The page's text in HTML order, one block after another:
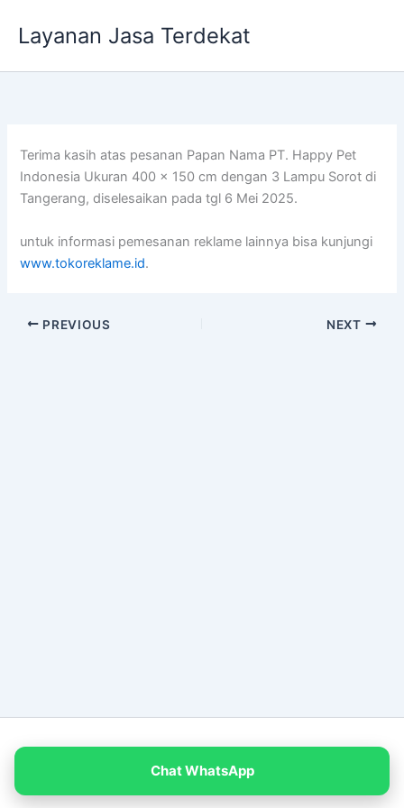
Layanan Jasa Terdekat
Terima kasih atas pesanan Papan Nama PT. Happy Pet
Indonesia Ukuran 400 x 150 cm dengan 3 Lampu Sorot di
Tangerang, diselesaikan pada tgl 6 Mei 2025.
untuk informasi pemesanan reklame lainnya bisa kunjungi
www.tokoreklame.id.
PREVIOUS NEXT
Chat WhatsApp